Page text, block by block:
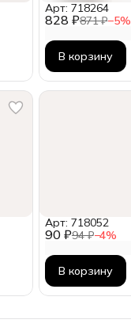
828 ₽871 ₽−5%
Арт: 718264
В корзину
90 ₽94 ₽−4%
Арт: 718052
В корзину